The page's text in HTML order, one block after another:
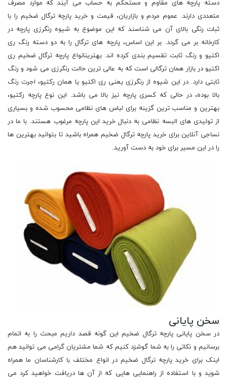
دسته پارچه های مقاوم و مستحکم به حساب می آیند که موارد مصرف
متعددی دارند. عموم مردم و بازاریان، قیمت و خرید پارچه ترگال ضخیم را با
ثبات رنگی بالای آن می شناسند که این موضوع به شیوه رنگرزی پارچه در
کارخانه بر می گردد. بر این اساس، پارچه های ترگال را به دو دسته رنگ ری
اکتیو و رنگ ثابت تقسیم بندی کرده اند. بهترینانواع پارچه ترگال ضخیم ری
اکتیو در بازار همان ترگالی است که به عالی ترین حالت رنگرزی می شود و رنگ
ثابتی دارد. در این شیوه از رنگرزی یعنی ری اکتیو یا همان رکتیو، اجرت رنگ
بالا بوده، در حالی که کسری پارچه نیز بالا می باشد. این نوع پارچه رکتیو،
بهترین و مناسب ترین گزینه برای لباس های نظامی محسوب شده و بسیاری
از تولیدی های البسه نظامی به دنبال خرید این پارچه مرغوب هستند. با ما در
نساجی آنلاین برای خرید پارچه ترگال ضخیم همراه باشید تا بتوانید بهترین ها
را در این مسیر برای خود به دست آورید.
سخن پایانی
در سخن پایانی پارچه ترگال ضخیم این گونه قصد داریم مبحث را به اتمام
برسانیم و نکاتی را به شما گوشزد کنیم که شما مشتریان گرامی می توانید هم
اینک برای خرید پارچه ترگال ضخیم در انواع مختلف با کارشناسان ما همراه
شوید و با استفاده از راهنمایی هایی که از آن ها دریافت خواهید کرد می